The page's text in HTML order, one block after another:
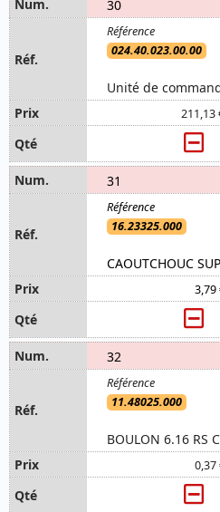
30
024.40.023.00.00
Unité de
211,13
31
16.23325.000
CAOUTCHOUC
3,79
32
11.48025.000
BOULON 6.16 RS
0,37